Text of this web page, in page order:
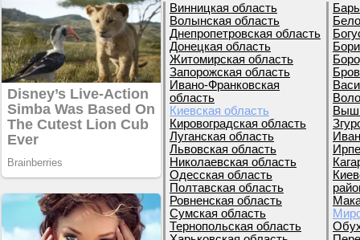
Винницкая область
Волынская область
Днепропетровская область
Донецкая область
Житомирская область
Запорожская область
Ивано-Франковская
область
Киевская область
Кировоградская область
Луганская область
Львовская область
Николаевская область
Одесская область
Полтавская область
Ровненская область
Сумская область
Тернопольская область